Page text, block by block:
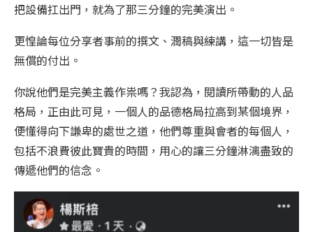
把設備扛出門，就為了那三分鐘的完美演出。
更惶論每位分享者事前的撰文、潤稿與練講，這一切皆是
無償的付出。
你說他們是完美主義作祟嗎？我認為，閱讀所帶動的人品
格局，正由此可見，一個人的品德格局拉高到某個境界，
便懂得向下謙卑的處世之道，他們尊重與會者的每個人，
包括不浪費彼此寶貴的時間，用心的讓三分鐘淋漓盡致的
傳遞他們的信念。